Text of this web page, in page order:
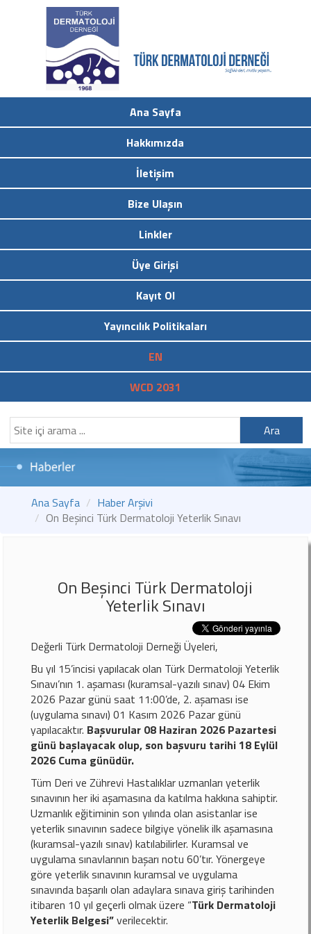
Ana Sayfa
Hakkımızda
İletişim
Bize Ulaşın
Linkler
Üye Girişi
Kayıt Ol
Yayıncılık Politikaları
EN
WCD 2031
Ara
Ana Sayfa
Haber Arşivi
On Beşinci Türk Dermatoloji Yeterlik Sınavı
On Beşinci Türk Dermatoloji
Yeterlik Sınavı
Değerli Türk Dermatoloji Derneği Üyeleri,
Bu yıl 15’incisi yapılacak olan Türk Dermatoloji Yeterlik
Sınavı’nın 1. aşaması (kuramsal-yazılı sınav) 04 Ekim
2026 Pazar günü saat 11:00’de, 2. aşaması ise
(uygulama sınavı) 01 Kasım 2026 Pazar günü
yapılacaktır. Başvurular 08 Haziran 2026 Pazartesi
günü başlayacak olup, son başvuru tarihi 18 Eylül
2026 Cuma günüdür.
Tüm Deri ve Zührevi Hastalıklar uzmanları yeterlik
sınavının her iki aşamasına da katılma hakkına sahiptir.
Uzmanlık eğitiminin son yılında olan asistanlar ise
yeterlik sınavının sadece bilgiye yönelik ilk aşamasına
(kuramsal-yazılı sınav) katılabilirler. Kuramsal ve
uygulama sınavlarının başarı notu 60’tır. Yönergeye
göre yeterlik sınavının kuramsal ve uygulama
sınavında başarılı olan adaylara sınava giriş tarihinden
itibaren 10 yıl geçerli olmak üzere “Türk Dermatoloji
Yeterlik Belgesi”verilecektir.